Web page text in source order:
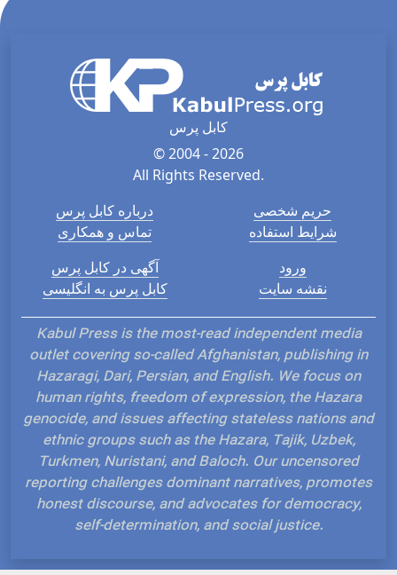
کابل پرس
© 2004 - 2026
All Rights Reserved.
درباره کابل پرس
تماس و همکاری
حریم شخصی
شرایط استفاده
آگهی در کابل پرس
کابل پرس به انگلیسی
ورود
نقشه سایت
Kabul Press is the most-read independent media
outlet covering so-called Afghanistan, publishing in
Hazaragi, Dari, Persian, and English. We focus on
human rights, freedom of expression, the Hazara
genocide, and issues affecting stateless nations and
ethnic groups such as the Hazara, Tajik, Uzbek,
Turkmen, Nuristani, and Baloch. Our uncensored
reporting challenges dominant narratives, promotes
honest discourse, and advocates for democracy,
self-determination, and social justice.